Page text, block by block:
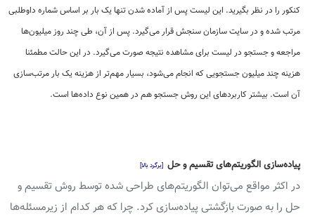
کنکور را در نظر بگیرید. این لیست پس از آماده شدن تنها یک بار بر اساس شماره داوطلبی
مرتب شده و در سایت سازمان سنجش قرار می‌گیرد. پس از آن، طی چند روز میلیون‌ها
مراجعه و جستجو در لیست برای مشاهده نتیجه صورت می‌گیرد. در این حالت مطمئنا
هزینه چند میلیون جستجویی که انجام می‌شود، بسیار مهم‌تر از هزینه یک بار مرتب‌سازی
آن است. بیشتر کاربردهای این روش جستجو هم در همین نوع داده‌ها است.
پیاده‌سازی الگوریتم‌های تقسیم و حل [برگرد بالا]
در اکثر مواقع می‌توان الگوریتم‌های طراحی شده توسط روش تقسیم و
حل را به صورت بازگشتی پیاده‌سازی کرد. چرا که هر کدام از زیرمسئله‌ها